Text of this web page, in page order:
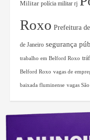
Militar polícia militar rj
Roxo Prefeitura
de Janeiro segurança
trabalho em Belford Roxo
Belford Roxo vagas de
baixada fluminense vagas